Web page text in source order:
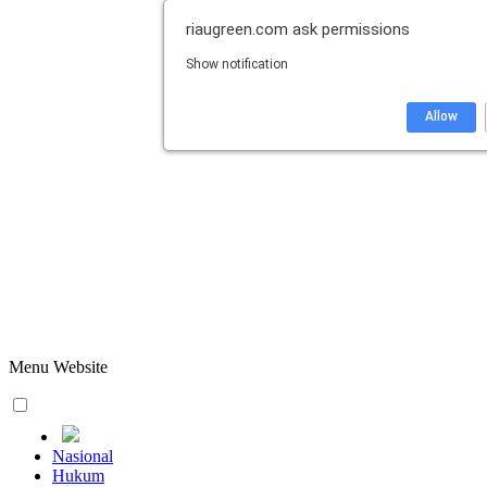
Menu Website
Nasional
Hukum
riaugreen.com ask permissions
Show notification
Allow